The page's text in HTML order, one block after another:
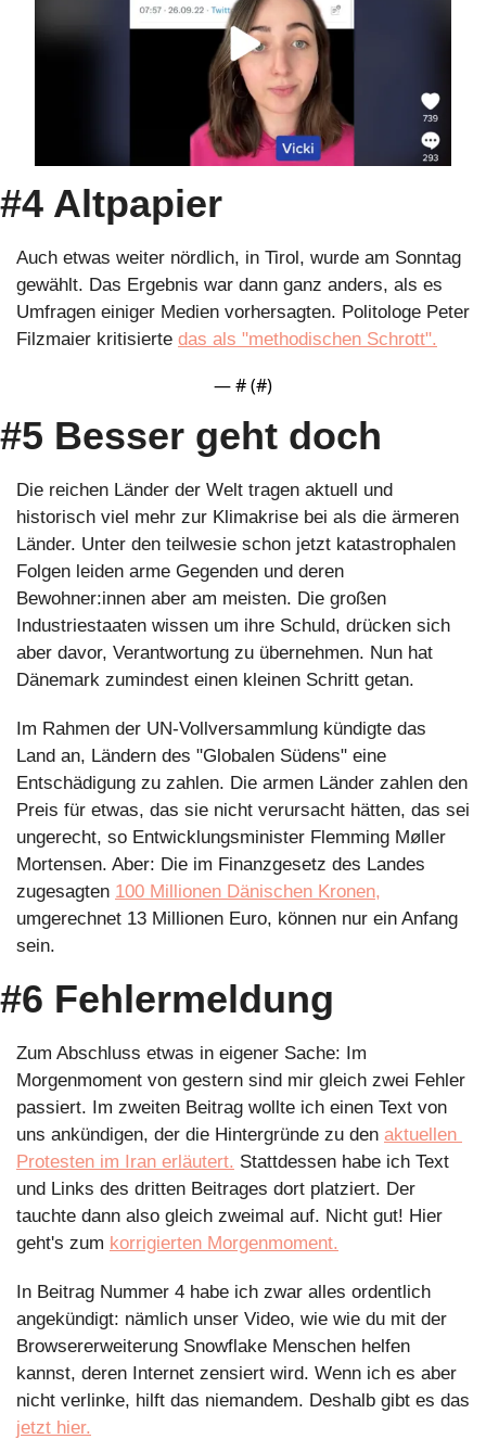
#4 Altpapier
Auch etwas weiter nördlich, in Tirol, wurde am Sonntag
gewählt. Das Ergebnis war dann ganz anders, als es
Umfragen einiger Medien vorhersagten. Politologe Peter
Filzmaier kritisierte das als "methodischen Schrott".
— # (#)
#5 Besser geht doch
Die reichen Länder der Welt tragen aktuell und
historisch viel mehr zur Klimakrise bei als die ärmeren
Länder. Unter den teilwesie schon jetzt katastrophalen
Folgen leiden arme Gegenden und deren
Bewohner:innen aber am meisten. Die großen
Industriestaaten wissen um ihre Schuld, drücken sich
aber davor, Verantwortung zu übernehmen. Nun hat
Dänemark zumindest einen kleinen Schritt getan.
Im Rahmen der UN-Vollversammlung kündigte das
Land an, Ländern des "Globalen Südens" eine
Entschädigung zu zahlen. Die armen Länder zahlen den
Preis für etwas, das sie nicht verursacht hätten, das sei
ungerecht, so Entwicklungsminister Flemming Møller
Mortensen. Aber: Die im Finanzgesetz des Landes
zugesagten 100 Millionen Dänischen Kronen,
umgerechnet 13 Millionen Euro, können nur ein Anfang
sein.
#6 Fehlermeldung
Zum Abschluss etwas in eigener Sache: Im
Morgenmoment von gestern sind mir gleich zwei Fehler
passiert. Im zweiten Beitrag wollte ich einen Text von
uns ankündigen, der die Hintergründe zu den aktuellen
Protesten im Iran erläutert. Stattdessen habe ich Text
und Links des dritten Beitrages dort platziert. Der
tauchte dann also gleich zweimal auf. Nicht gut! Hier
geht's zum korrigierten Morgenmoment.
In Beitrag Nummer 4 habe ich zwar alles ordentlich
angekündigt: nämlich unser Video, wie wie du mit der
Browsererweiterung Snowflake Menschen helfen
kannst, deren Internet zensiert wird. Wenn ich es aber
jetzt hier.